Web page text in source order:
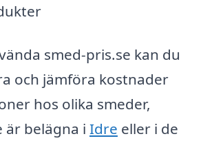
smed-pris.se kan du
och jämföra kostnader
hos olika smeder,
är belägna i Idre eller i de